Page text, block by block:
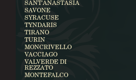
SANT'ANASTASIA
SAVONE
SYRACUSE
TYNDARIS
TIRANO
TURIN
MONCRIVELLO
VACCIAGO
VALVERDE DI
REZZATO
MONTEFALCO